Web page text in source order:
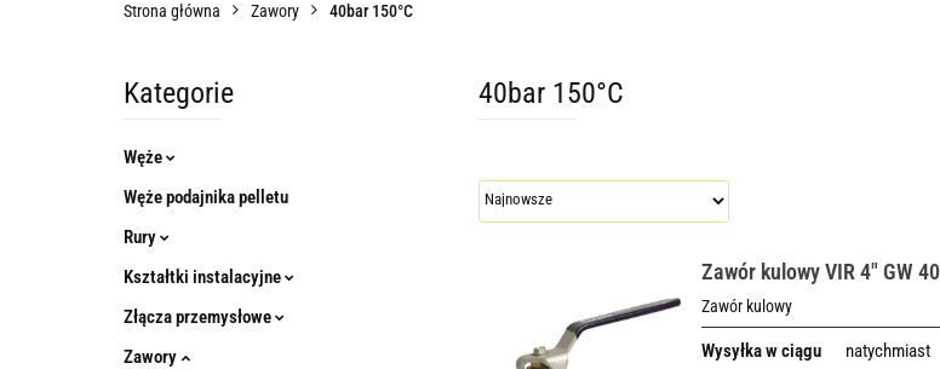
Strona główna Zawory 40bar 150°C
Kategorie
Węże
Węże podajnika pelletu
Rury
Kształtki instalacyjne
Złącza przemysłowe
Zawory
40bar 150°C
Zawór kulowy VIR 4" GW
Zawór kulowy
Wysyłka w ciągu
natychmiast